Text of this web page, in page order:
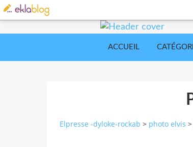
ACCUEIL
Elpresse -dyloke-rockab > photo elvis >